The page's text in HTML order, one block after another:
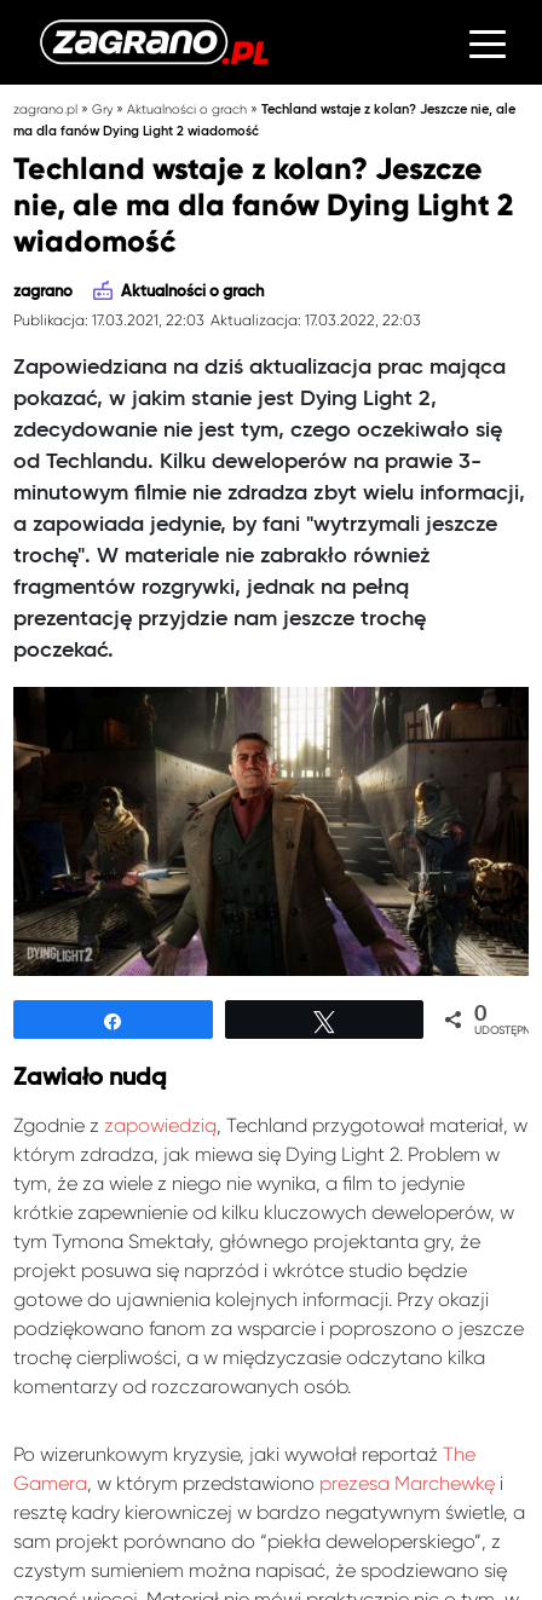
zagrano.pl »Gry»Aktualności o grach »Techland wstaje z kolan? Jeszcze nie, ale
ma dla fanów Dying Light 2 wiadomość
Techland wstaje z kolan? Jeszcze
nie, ale ma dla fanów Dying Light 2
wiadomość
zagrano Aktualności o grach
Publikacja: 17.03.2021, 22:03 Aktualizacja: 17.03.2022, 22:03
Zapowiedziana na dziś aktualizacja prac mająca
pokazać, w jakim stanie jest Dying Light 2,
zdecydowanie nie jest tym, czego oczekiwało się
od Techlandu. Kilku deweloperów na prawie 3-
minutowym filmie nie zdradza zbyt wielu informacji,
a zapowiada jedynie, by fani "wytrzymali jeszcze
trochę". W materiale nie zabrakło również
fragmentów rozgrywki, jednak na pełną
prezentację przyjdzie nam jeszcze trochę
poczekać.
0
Zawiało nudą
Zgodnie z zapowiedzią, Techland przygotował materiał, w
którym zdradza, jak miewa się Dying Light 2. Problem w
tym, że za wiele z niego nie wynika, a film to jedynie
krótkie zapewnienie od kilku kluczowych deweloperów, w
tym Tymona Smektały, głównego projektanta gry, że
projekt posuwa się naprzód i wkrótce studio będzie
gotowe do ujawnienia kolejnych informacji. Przy okazji
podziękowano fanom za wsparcie i poproszono o jeszcze
trochę cierpliwości, a w międzyczasie odczytano kilka
komentarzy od rozczarowanych osób.
Po wizerunkowym kryzysie, jaki wywołał reportażThe
Gamera, w którym przedstawiono prezesa Marchewkę i
resztę kadry kierowniczej w bardzo negatywnym świetle, a
sam projekt porównano do “piekła deweloperskiego”, z
czystym sumieniem można napisać, że spodziewano się